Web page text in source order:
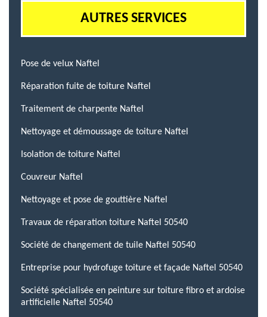
AUTRES SERVICES
Pose de velux Naftel
Réparation fuite de toiture Naftel
Traitement de charpente Naftel
Nettoyage et démoussage de toiture Naftel
Isolation de toiture Naftel
Couvreur Naftel
Nettoyage et pose de gouttière Naftel
Travaux de réparation toiture Naftel 50540
Société de changement de tuile Naftel 50540
Entreprise pour hydrofuge toiture et façade Naftel 50540
Société spécialisée en peinture sur toiture fibro et ardoise
artificielle Naftel 50540